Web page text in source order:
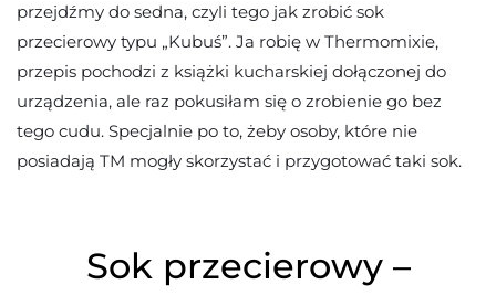
przejdźmy do sedna, czyli tego jak zrobić sok
przecierowy typu „Kubuś”. Ja robię w Thermomixie,
przepis pochodzi z książki kucharskiej dołączonej do
urządzenia, ale raz pokusiłam się o zrobienie go bez
tego cudu. Specjalnie po to, żeby osoby, które nie
posiadają TM mogły skorzystać i przygotować taki sok.
Sok przecierowy –